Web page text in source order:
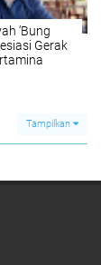
‘Bung
Gerak
Tampilkan